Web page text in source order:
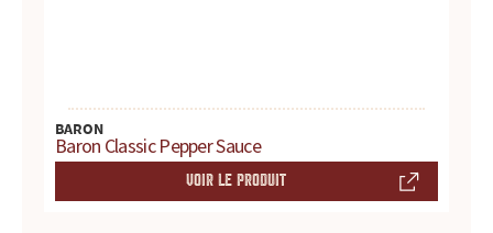
s
BARON
Baron Classic Pepper Sauce
VOIR LE PRODUIT